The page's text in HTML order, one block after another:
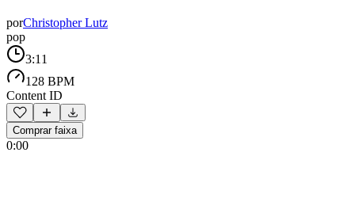
porChristopher Lutz
pop
3:11
128 BPM
Content ID
Comprar faixa
0:00